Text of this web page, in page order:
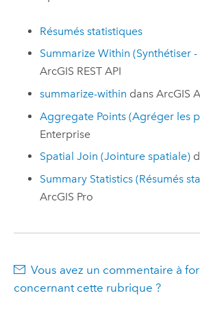
Résumés statistiques
Summarize Within (Synthétiser -
ArcGIS REST API
summarize-within dansArcGIS
Aggregate Points (Agréger les
Enterprise
Spatial Join (Jointure spatiale)
Summary Statistics (Résumés
ArcGIS Pro
Vous avez un commentaire à
concernant cette rubrique ?